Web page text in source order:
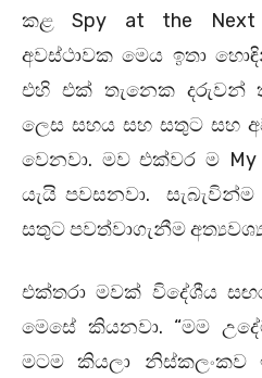
කළ Spy at the Next
අවස්ථාවක මෙය ඉතා
එහි එක් තැනෙක දරුවන්
ලෙස සහය සහ සතුට සහ
වෙනවා. මව එක්වර ම My
යැයි පවසනවා.
සතුට පවත්වාගැනීම
එක්තරා මවක් විදේශීය
මෙසේ කියනවා. “මම
මටම කියලා